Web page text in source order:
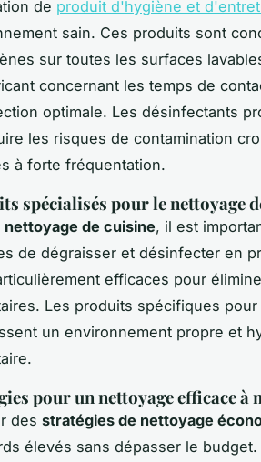
de produit d'hygiène et
sain. Ces produits sont
sur toutes les surfaces
concernant les temps de
optimale. Les désinfectants
les risques de contamination
à forte fréquentation.
spécialisés pour le nettoyage
nettoyage de cuisine, il est
de dégraisser et désinfecter en
efficaces pour
Les produits spécifiques
un environnement propre et
pour un nettoyage efficace à
des stratégies de nettoyage
élevés sans dépasser le